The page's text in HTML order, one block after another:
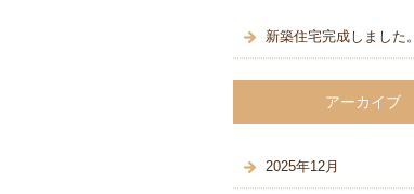
新築住宅完成しました。
アーカイブ
2025年12月